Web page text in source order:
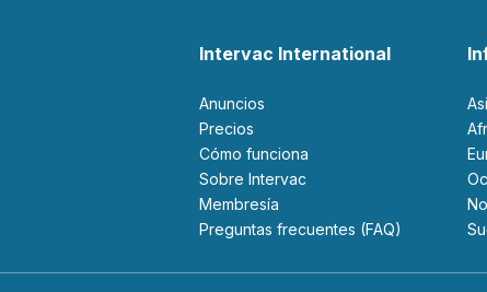
Intervac International
Anuncios
Precios
Cómo funciona
Sobre Intervac
Membresía
Preguntas frecuentes (FAQ)